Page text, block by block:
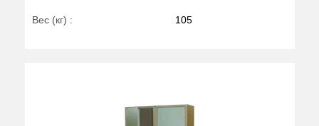
Вес (кг) : 105